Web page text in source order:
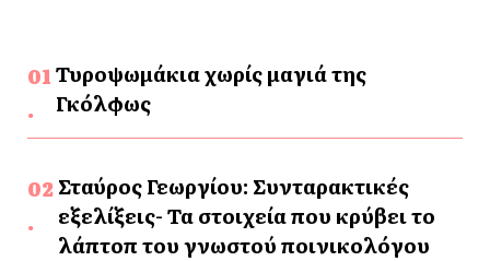
Τυροψωμάκια χωρίς μαγιά της
Γκόλφως
Σταύρος Γεωργίου: Συνταρακτικές
εξελίξεις- Τα στοιχεία που κρύβει το
λάπτοπ του γνωστού ποινικολόγου